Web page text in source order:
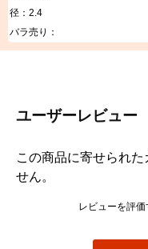
（＋）皿木ねじは、木材
十字穴付きのため一般的な
すく、木材同士の固定、金
座ぐりを行うことで、頭部
じは頭部を含めた全長が長
材質はステンレスで、表
さを重視したい場所に向い
気の影響を受けやすい場
選定時は、ねじ径、長さ
径：2.4
バラ売り：
ユーザーレビュー
この商品に寄せられ
せん。
レビューを評価